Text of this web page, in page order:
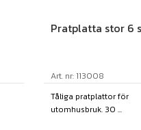
Pratplatta stor 6
Art. nr: 113008
Tåliga pratplattor för
utomhusbruk. 30 ...